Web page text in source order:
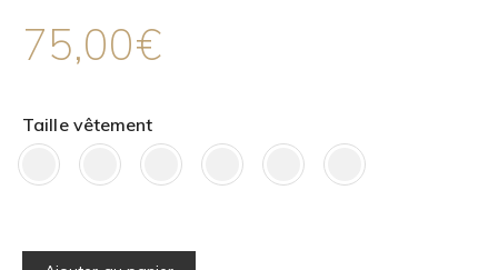
75,00€
Taille vêtement